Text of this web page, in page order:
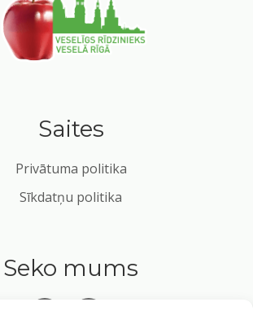
Saites
Privātuma politika
Sīkdatņu politika
Seko mums